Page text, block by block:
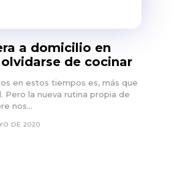
a domicilio en
de cocinar
en estos tiempos es, más que
Pero la nueva rutina propia de
nos...
DE 2020